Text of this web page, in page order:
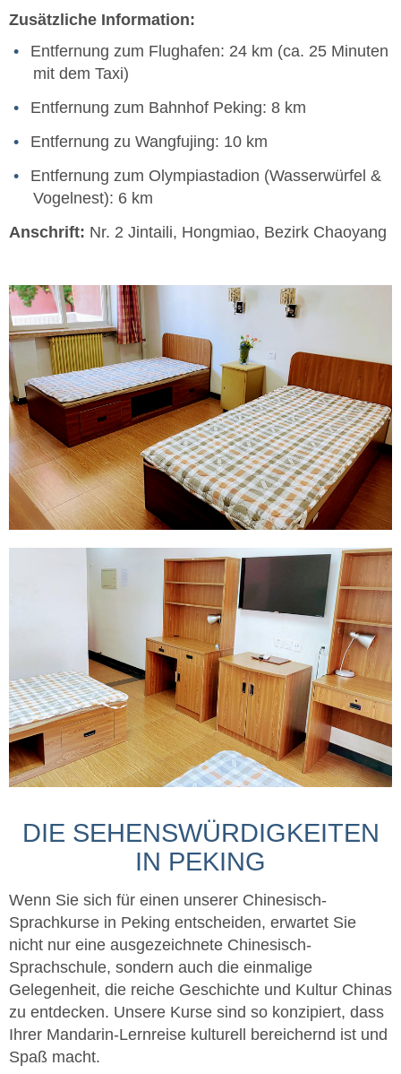
Zusätzliche Information:
Entfernung zum Flughafen: 24 km (ca. 25 Minuten
mit dem Taxi)
Entfernung zum Bahnhof Peking: 8 km
Entfernung zu Wangfujing: 10 km
Entfernung zum Olympiastadion (Wasserwürfel &
Vogelnest): 6 km
Anschrift: Nr. 2 Jintaili, Hongmiao, Bezirk Chaoyang
DIE SEHENSWÜRDIGKEITEN
IN PEKING
Wenn Sie sich für einen unserer Chinesisch-
Sprachkurse in Peking entscheiden, erwartet Sie
nicht nur eine ausgezeichnete Chinesisch-
Sprachschule, sondern auch die einmalige
Gelegenheit, die reiche Geschichte und Kultur Chinas
zu entdecken. Unsere Kurse sind so konzipiert, dass
Ihrer Mandarin-Lernreise kulturell bereichernd ist und
Spaß macht.